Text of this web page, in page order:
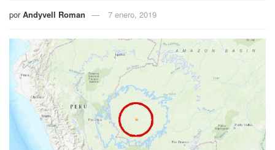
por Andyvell Roman 7 enero, 2019